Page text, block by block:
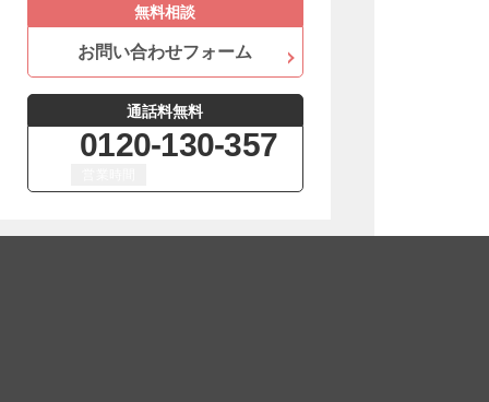
無料相談
お問い合わせフォーム
通話料無料
0120-130-357